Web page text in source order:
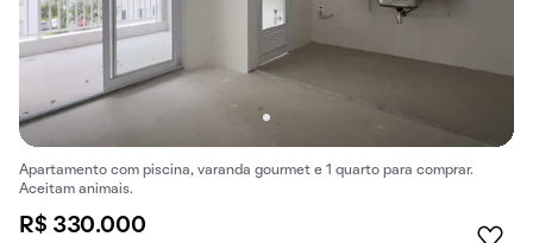
Apartamento com piscina, varanda gourmet e 1 quarto para comprar.
Aceitam animais.
R$ 330.000